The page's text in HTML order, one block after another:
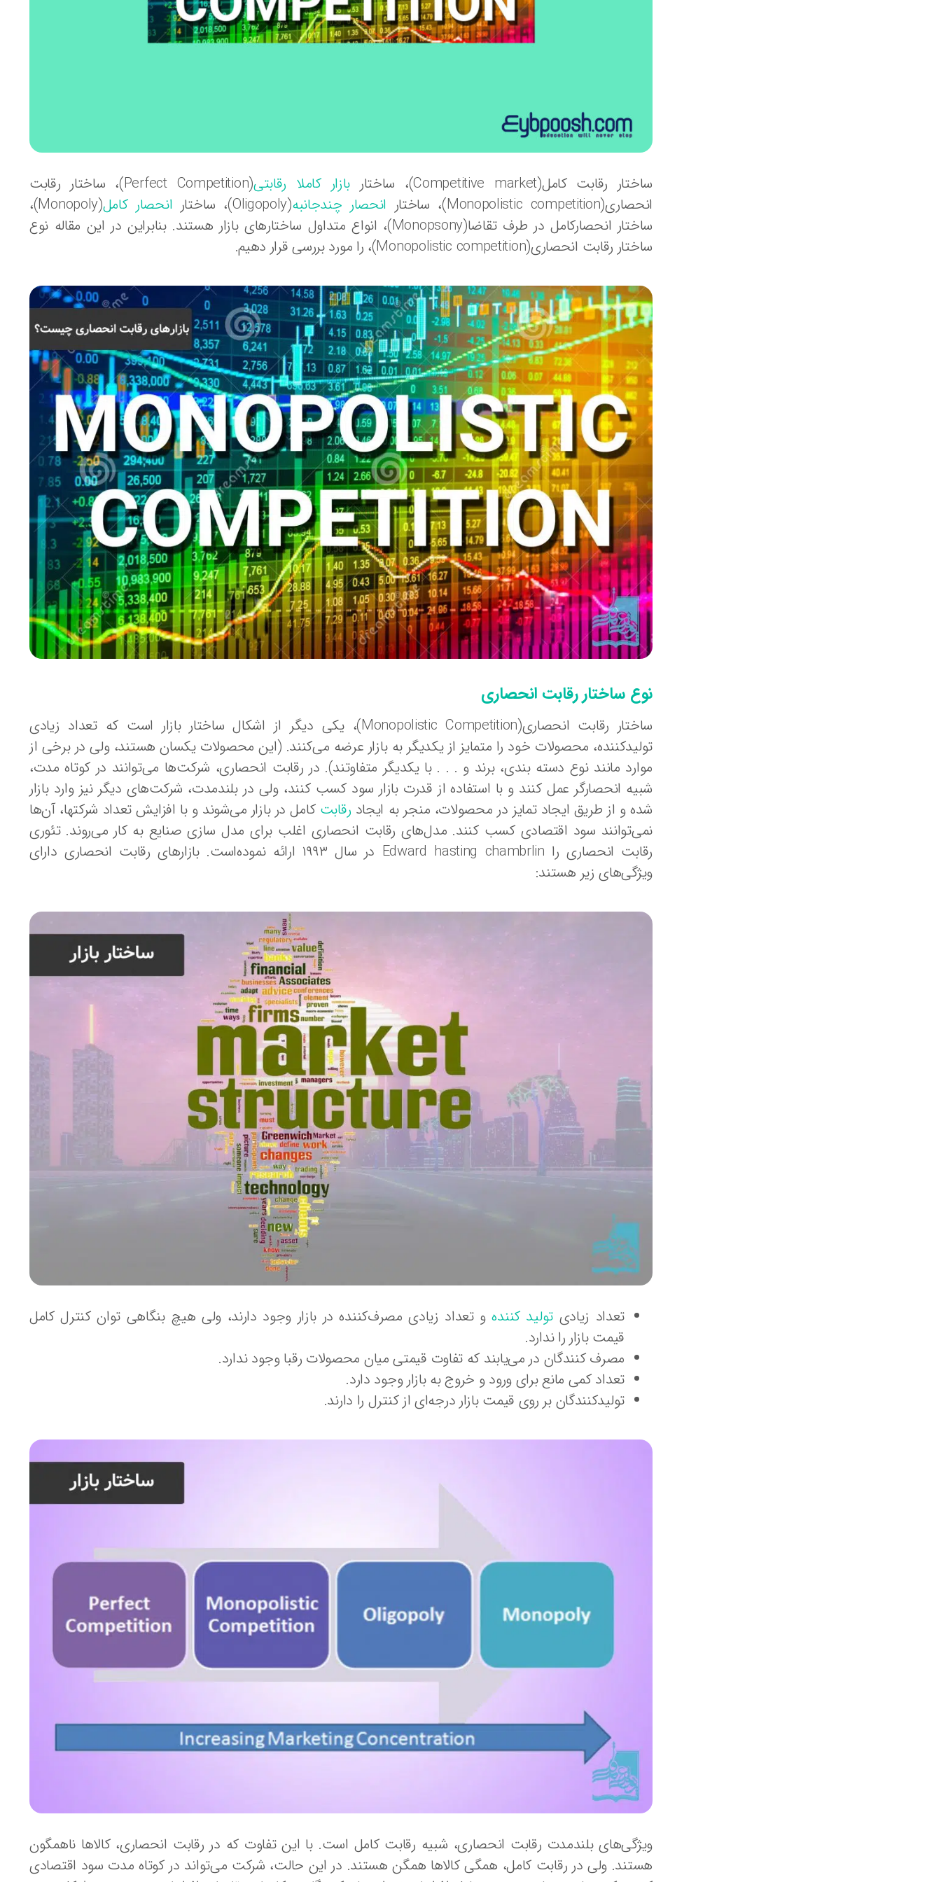
ساختار رقابت کامل(Competitive market)، ساختار بازار کاملا رقابتی
(Perfect Competition)، ساختار رقابت
انحصاری(Monopolistic competition)، ساختار
انحصار چندجانبه(Oligopoly)، ساختار انحصار کامل
(Monopoly)،
ساختار انحصارکامل در طرف تقاضا(Monopsony)، انواع متداول ساختارهای بازار هستند. بنابراین در این مقاله نوع
ساختار رقابت انحصاری(Monopolistic competition)، را مورد بررسی قرار دهیم.
نوع ساختار رقابت انحصاری
ساختار رقابت انحصاری(Monopolistic Competition)، یکی دیگر از اشکال ساختار بازار است که تعداد زیادی
تولیدکننده، محصولات خود را متمایز از یکدیگر به بازار عرضه می‌کنند. (این محصولات یکسان هستند، ولی در برخی از
موارد مانند نوع دسته بندی، برند و . . . با یکدیگر متفاوتند). در رقابت انحصاری، شرکت‌ها می‌توانند در کوتاه مدت،
شبیه انحصارگر عمل کنند و با استفاده از قدرت بازار سود کسب کنند، ولی در بلندمدت، شرکت‌های دیگر نیز وارد بازار
شده و از طریق ایجاد تمایز در محصولات، منجر به ایجاد رقابت کامل در بازار می‌شوند و با افزایش تعداد شرکتها، آن‌ها
نمی‌توانند سود اقتصادی کسب کنند. مدل‌های رقابت انحصاری اغلب برای مدل سازی صنایع به کار می‌روند. تئوری
رقابت انحصاری را Edward hasting chambrlin در سال ۱۹۹۳ ارائه نموده‌است. بازارهای رقابت انحصاری دارای
ویژگی‌های زیر هستند:
تعداد زیادی تولید کنندهو تعداد زیادی مصرف‌کننده در بازار وجود دارند، ولی هیچ بنگاهی توان کنترل کامل
قیمت بازار را ندارد.
مصرف کنندگان در می‌یابند که تفاوت قیمتی میان محصولات رقبا وجود ندارد.
تعداد کمی مانع برای ورود و خروج به بازار وجود دارد.
تولیدکنندگان بر روی قیمت بازار درجه‌ای از کنترل را دارند.
ویژگی‌های بلندمدت رقابت انحصاری، شبیه رقابت کامل است. با این تفاوت که در رقابت انحصاری، کالاها ناهمگون
هستند. ولی در رقابت کامل، همگی کالاها همگن هستند. در این حالت، شرکت می‌تواند در کوتاه مدت سود اقتصادی